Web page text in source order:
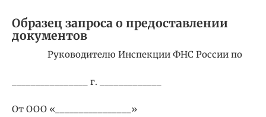
Образец запроса о предоставлении
документов
Руководителю Инспекции ФНС России по
________________ г. _____________
От ООО «________________»